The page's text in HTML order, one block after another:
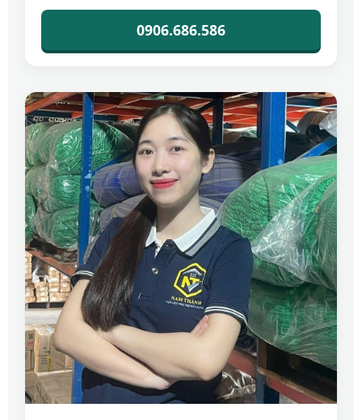
0906.686.586